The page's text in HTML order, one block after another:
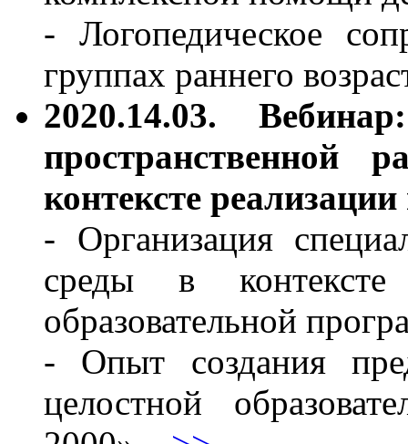
- Логопедическое
группах раннего
2020.14.03.
контексте
- Организация
среды в контексте
образовательной
- Опыт создания
целостной